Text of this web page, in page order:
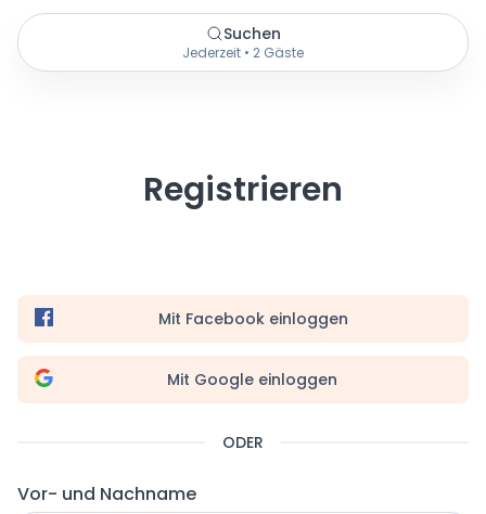
Suchen
Jederzeit • 2 Gäste
Registrieren
Mit Facebook einloggen
Mit Google einloggen
ODER
Vor- und Nachname